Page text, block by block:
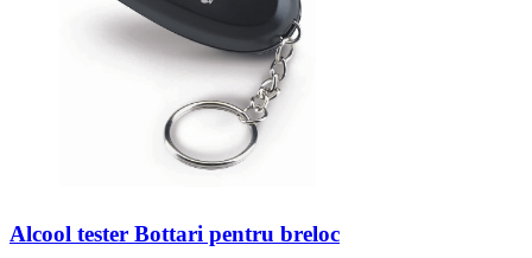
Alcool tester Bottari pentru breloc